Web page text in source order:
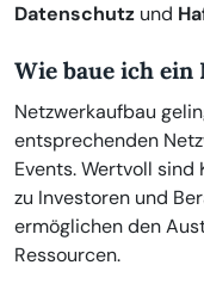
Datenschutz und
Wie baue ich ein
Netzwerkaufbau
entsprechenden
Events. Wertvoll sind
zu Investoren und
ermöglichen den
Ressourcen.